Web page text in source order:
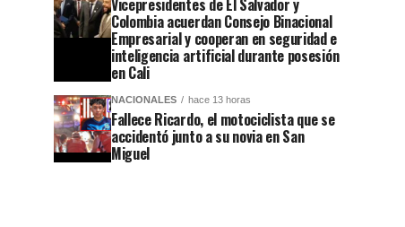
Vicepresidentes de El Salvador y
Colombia acuerdan Consejo Binacional
Empresarial y cooperan en seguridad e
inteligencia artificial durante posesión
en Cali
NACIONALES hace 13 horas
Fallece Ricardo, el motociclista que se
accidentó junto a su novia en San
Miguel